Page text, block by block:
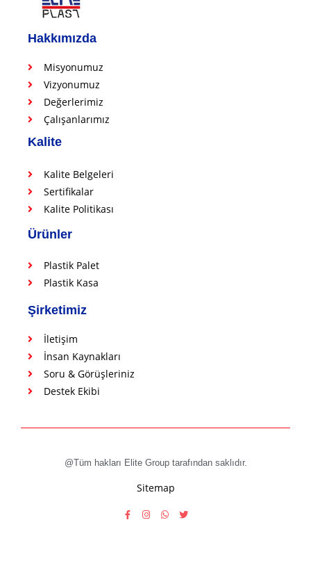
Hakkımızda
Misyonumuz
Vizyonumuz
Değerlerimiz
Çalışanlarımız
Kalite
Kalite Belgeleri
Sertifikalar
Kalite Politikası
Ürünler
Plastik Palet
Plastik Kasa
Şirketimiz
İletişim
İnsan Kaynakları
Soru & Görüşleriniz
Destek Ekibi
@Tüm hakları Elite Group tarafından saklıdır.
Sitemap